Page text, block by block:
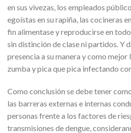
en sus vivezas, los empleados
egoístas en su rapiña, las cocineras
fin alimentase y reproducirse en
sin distinción de clase ni partidos. Y
presencia a su manera y como mejor
zumba y pica que pica infectando
Como conclusión se debe tener
las barreras externas e internas
personas frente a los factores de
transmisiones de dengue,